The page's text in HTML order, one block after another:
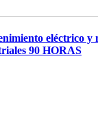
eléctrico y
90 HORAS